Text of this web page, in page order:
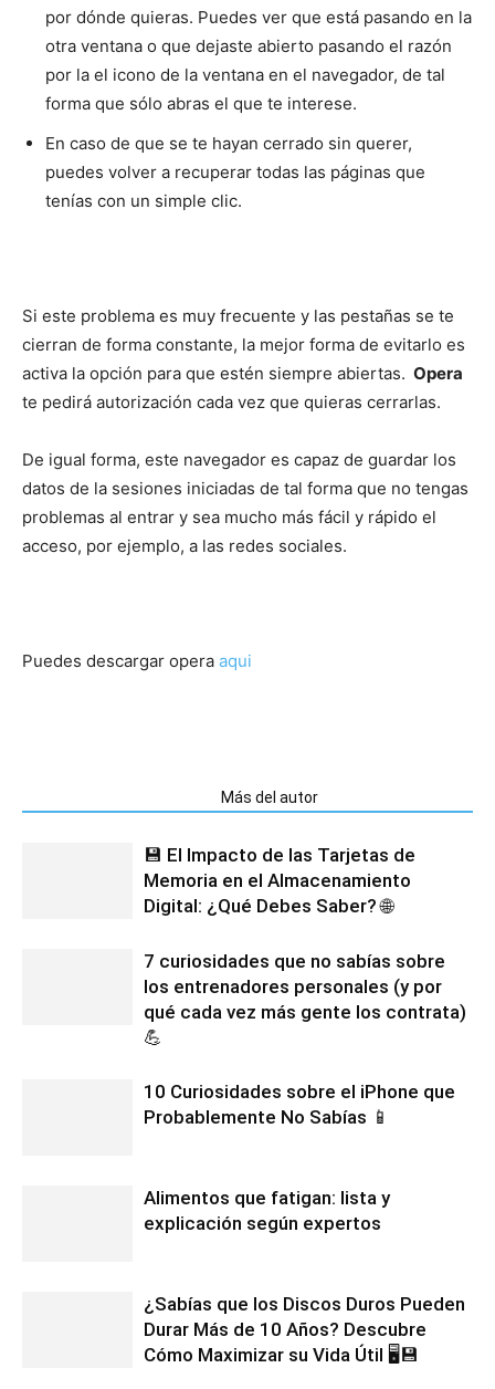
por dónde quieras. Puedes ver que está pasando en la
otra ventana o que dejaste abierto pasando el razón
por la el icono de la ventana en el navegador, de tal
forma que sólo abras el que te interese.
En caso de que se te hayan cerrado sin querer,
puedes volver a recuperar todas las páginas que
tenías con un simple clic.
Si este problema es muy frecuente y las pestañas se te
cierran de forma constante, la mejor forma de evitarlo es
activa la opción para que estén siempre abiertas. Opera
te pedirá autorización cada vez que quieras cerrarlas.
De igual forma, este navegador es capaz de guardar los
datos de la sesiones iniciadas de tal forma que no tengas
problemas al entrar y sea mucho más fácil y rápido el
acceso, por ejemplo, a las redes sociales.
Puedes descargar opera aqui
Más del autor
💾 El Impacto de las Tarjetas de
Memoria en el Almacenamiento
Digital: ¿Qué Debes Saber? 🌐
7 curiosidades que no sabías sobre
los entrenadores personales (y por
qué cada vez más gente los contrata)
💪
10 Curiosidades sobre el iPhone que
Probablemente No Sabías 📱
Alimentos que fatigan: lista y
explicación según expertos
¿Sabías que los Discos Duros Pueden
Durar Más de 10 Años? Descubre
Cómo Maximizar su Vida Útil 🖥️💾